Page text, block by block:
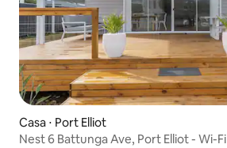
Casa ⋅ Port Elliot
Nest 6 Battunga Ave, Port Elliot - Wi-Fi